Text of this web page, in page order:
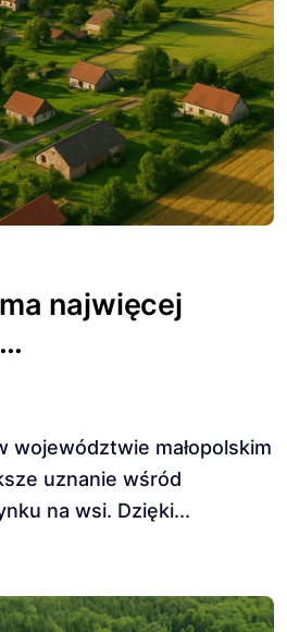
najwięcej
uznanie wśród
na wsi. Dzięki...